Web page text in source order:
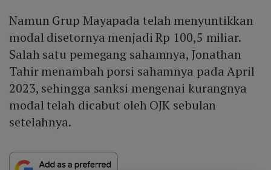
Namun Grup Mayapada telah menyuntikkan
modal disetornya menjadi Rp 100,5 miliar.
Salah satu pemegang sahamnya, Jonathan
Tahir menambah porsi sahamnya pada April
2023, sehingga sanksi mengenai kurangnya
modal telah dicabut oleh OJK sebulan
setelahnya.